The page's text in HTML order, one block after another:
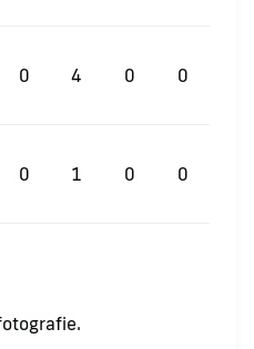
0 4 0 0
0 1 0 0